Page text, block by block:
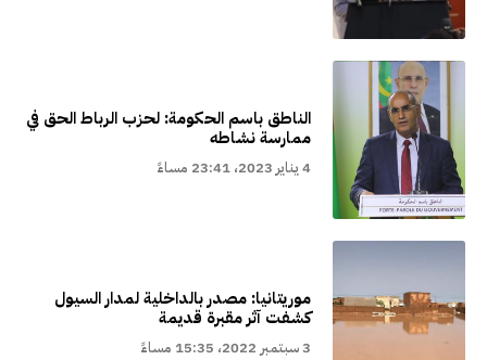
الناطق باسم الحكومة: لحزب الرباط الحق في
ممارسة نشاطه
4 يناير 2023، 23:41 مساءً
موريتانيا: مصدر بالداخلية لمدار السيول
كشفت آثر مقبرة قديمة
3 سبتمبر 2022، 15:35 مساءً